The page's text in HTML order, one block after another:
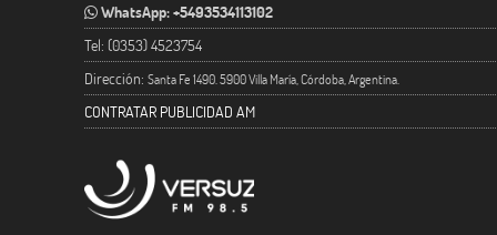
WhatsApp: +5493534113102
Tel: (0353) 4523754
Dirección: Santa Fe 1490. 5900 Villa María, Córdoba, Argentina.
CONTRATAR PUBLICIDAD AM